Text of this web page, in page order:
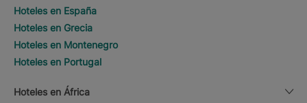
Hoteles en España
Hoteles en Grecia
Hoteles en Montenegro
Hoteles en Portugal
Hoteles en África